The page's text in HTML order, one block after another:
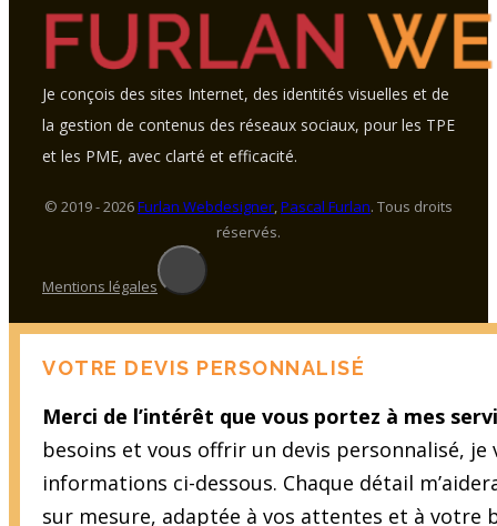
Je conçois des sites Internet, des identités visuelles et de
la gestion de contenus des réseaux sociaux, pour les TPE
et les PME, avec clarté et efficacité.
© 2019 - 2026Furlan Webdesigner,Pascal Furlan. Tous droits
réservés.
Mentions légales
VOTRE DEVIS PERSONNALISÉ
Merci de l’intérêt que vous portez à mes
besoins et vous offrir un devis personnalisé,
informations ci-dessous. Chaque détail
sur mesure, adaptée à vos attentes et à votre